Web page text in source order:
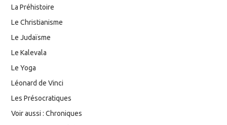
La Préhistoire
Le Christianisme
Le Judaïsme
Le Kalevala
Le Yoga
Léonard de Vinci
Les Présocratiques
Voir aussi : Chroniques